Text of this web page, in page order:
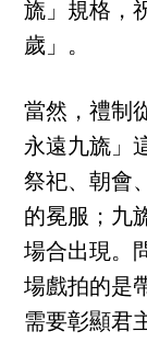
旒」規格，
歲」。
當然，禮制
永遠九旒」
祭祀、朝會
的冕服；九
場合出現。
場戲拍的是
需要彰顯君